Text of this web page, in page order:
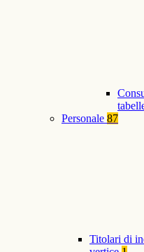
Personale 87
Titolari di